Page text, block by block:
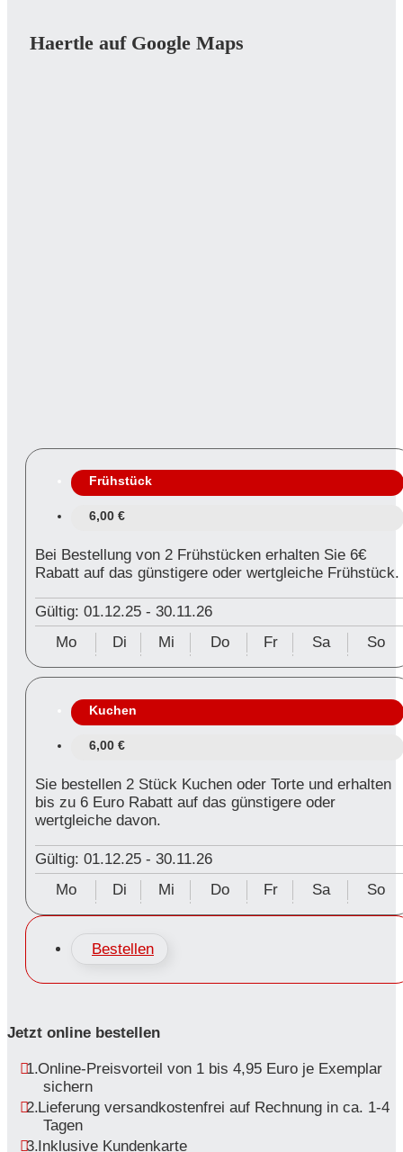
Haertle auf Google Maps
Frühstück
6,00 €
Bei Bestellung von 2 Frühstücken erhalten Sie 6€
Rabatt auf das günstigere oder wertgleiche Frühstück.
Gültig: 01.12.25 - 30.11.26
Mo
Di Mi Do Fr Sa So
Kuchen
6,00 €
Sie bestellen 2 Stück Kuchen oder Torte und erhalten
bis zu 6 Euro Rabatt auf das günstigere oder
wertgleiche davon.
Gültig: 01.12.25 - 30.11.26
Mo
Di Mi Do Fr Sa So
Bestellen
Jetzt online bestellen
Online-Preisvorteil von 1 bis 4,95 Euro je Exemplar
sichern
Lieferung versandkostenfrei auf Rechnung in ca. 1-4
Tagen
Inklusive Kundenkarte